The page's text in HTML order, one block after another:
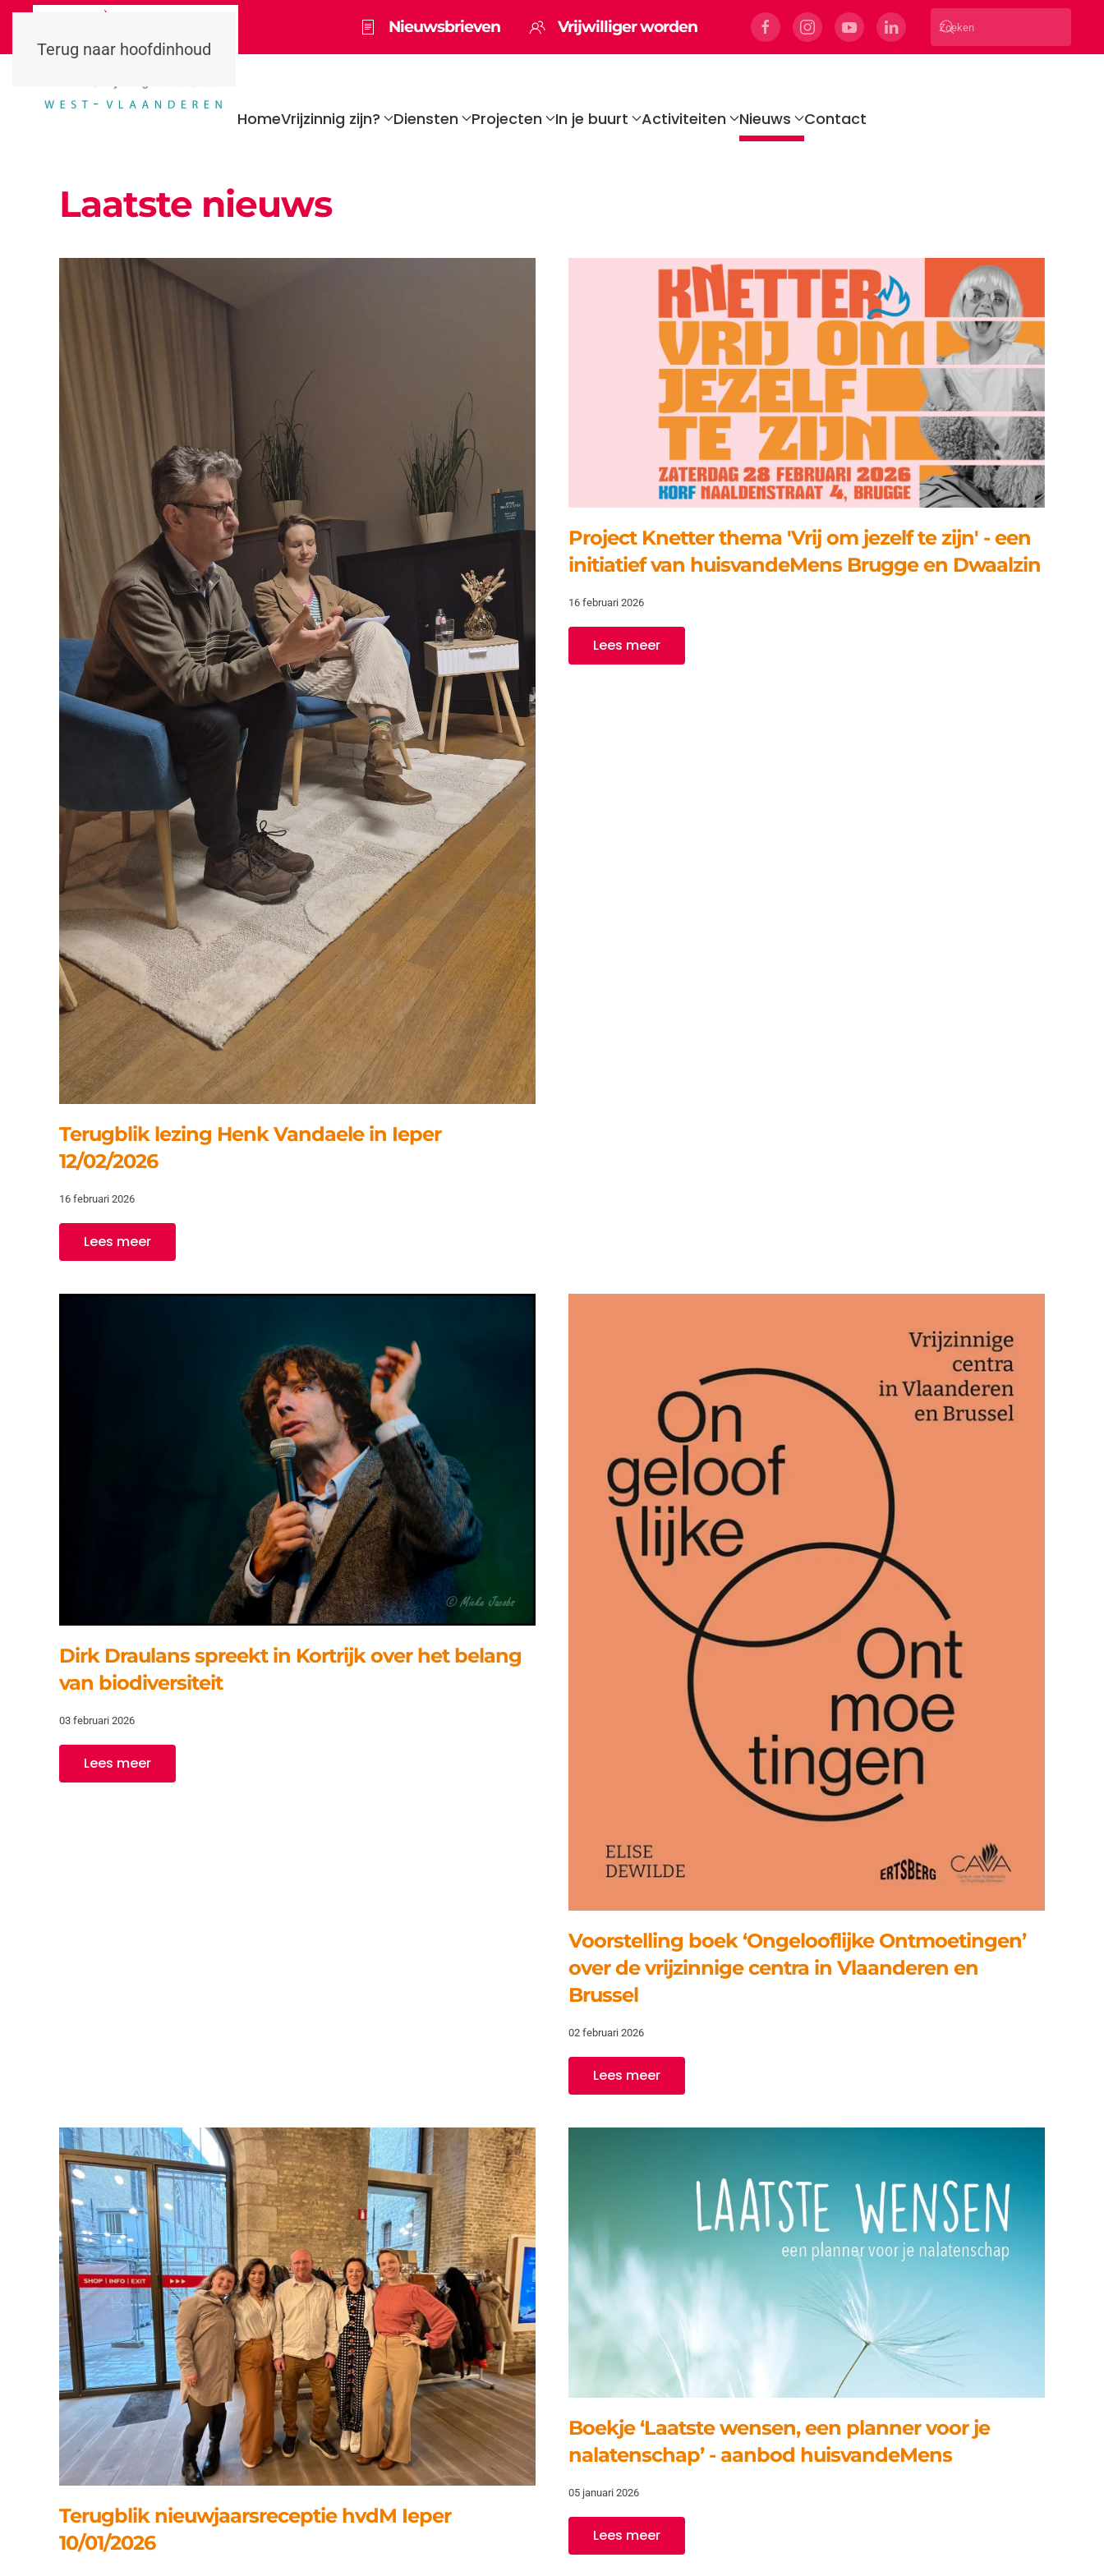
Terug naar hoofdinhoud
Nieuwsbrieven Vrijwilliger worden
HomeVrijzinnig zijn? Diensten Projecten In je buurt Activiteiten Nieuws Contact
Laatste nieuws
Terugblik lezing Henk Vandaele in Ieper
12/02/2026
16 februari 2026
Lees meer
Project Knetter thema 'Vrij om jezelf te zijn' - een
initiatief van huisvandeMens Brugge en Dwaalzin
16 februari 2026
Lees meer
Dirk Draulans spreekt in Kortrijk over het belang
van biodiversiteit
03 februari 2026
Lees meer
Voorstelling boek ‘Ongelooflijke Ontmoetingen’
over de vrijzinnige centra in Vlaanderen en
Brussel
02 februari 2026
Lees meer
Terugblik nieuwjaarsreceptie hvdM Ieper
10/01/2026
Boekje ‘Laatste wensen, een planner voor je
nalatenschap’ - aanbod huisvandeMens
05 januari 2026
Lees meer